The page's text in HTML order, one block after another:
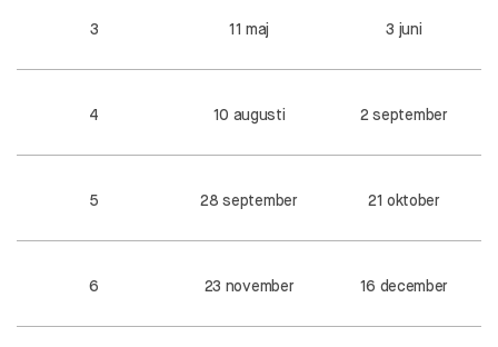
3 11 maj 3 juni
4 10 augusti 2 september
5 28 september 21 oktober
6 23 november 16 december